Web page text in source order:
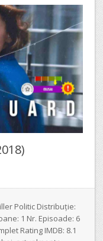
Politic Distribuție:
1 Nr. Episoade: 6
Rating IMDB: 8.1